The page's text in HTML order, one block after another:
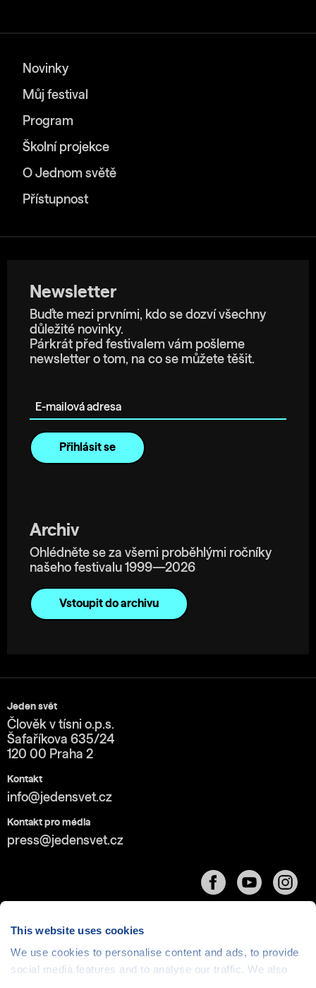
This website uses cookies
We use cookies to personalise content and ads, to provide
social media features and to analyse our traffic. We also
Novinky
Můj festival
Program
Školní projekce
O Jednom světě
Přístupnost
Newsletter
Buďte mezi prvními, kdo se dozví všechny
důležité novinky.
Párkrát před festivalem vám pošleme
newsletter o tom, na co se můžete těšit.
Archiv
Ohlédněte se za všemi proběhlými ročníky
našeho festivalu 1999—2026
Vstoupit do archivu
Jeden svět
Člověk v tísni o.p.s.
Šafaříkova 635/24
120 00 Praha 2
Kontakt
info@jedensvet.cz
Kontakt pro média
press@jedensvet.cz
Cookies| © 1999-2026 Člověk v tísni o.p.s., web běží